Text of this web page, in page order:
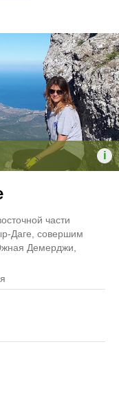
i
части
Даге, совершим
Демерджи,